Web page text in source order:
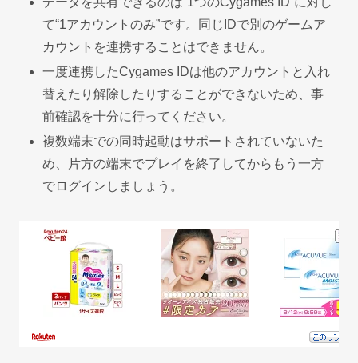
て“1アカウントのみ”です。同じIDで別のゲームア
カウントを連携することはできません。
一度連携したCygames IDは他のアカウントと入れ
替えたり解除したりすることができないため、事
前確認を十分に行ってください。
複数端末での同時起動はサポートされていないた
め、片方の端末でプレイを終了してからもう一方
でログインしましょう。